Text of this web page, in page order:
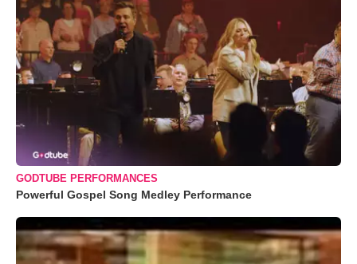
GODTUBE PERFORMANCES
Powerful Gospel Song Medley Performance